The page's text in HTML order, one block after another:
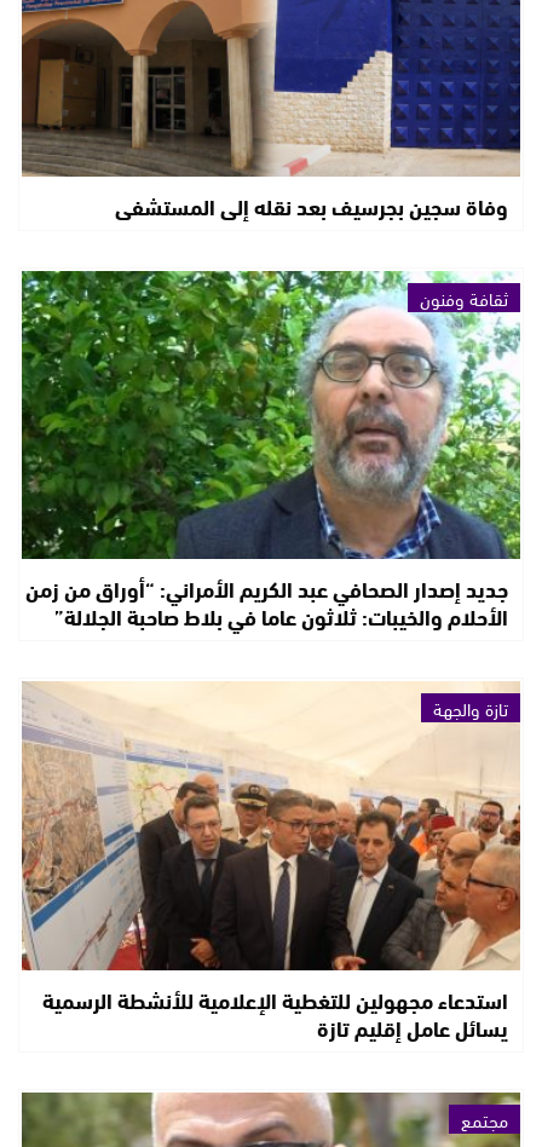
وفاة سجين بجرسيف بعد نقله إلى المستشفى
ثقافة وفنون
جديد إصدار الصحافي عبد الكريم الأمراني: “أوراق من زمن
الأحلام والخيبات: ثلاثون عاما في بلاط صاحبة الجلالة”
تازة والجهة
استدعاء مجهولين للتغطية الإعلامية للأنشطة الرسمية
يسائل عامل إقليم تازة
مجتمع